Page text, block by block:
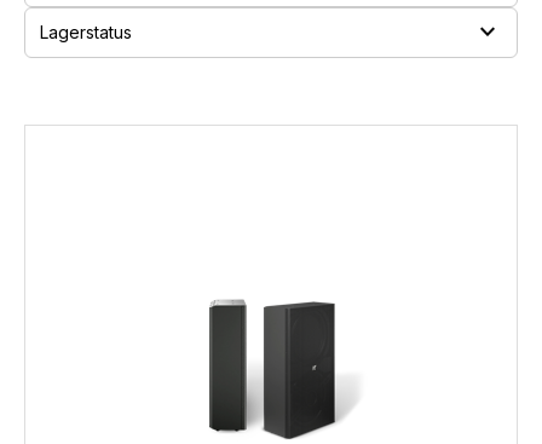
Lagerstatus expand_more